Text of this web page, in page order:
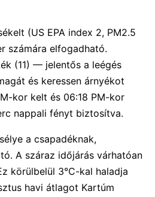
(US EPA index 2, PM2.5
számára elfogadható.
(11) — jelentős a leégés
és keressen árnyékot
kor kelt és 06:18 PM-kor
nappali fényt biztosítva.
a csapadéknak,
A száraz időjárás várhatóan
körülbelül 3°C-kal haladja
havi átlagot Kartúm